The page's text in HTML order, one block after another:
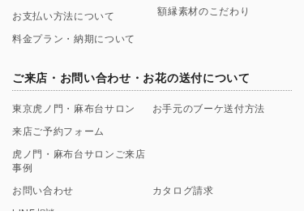
お支払い方法について
料金プラン・納期について
額縁素材のこだわり
ご来店・お問い合わせ・お花の送付について
東京虎ノ門・麻布台サロン
来店ご予約フォーム
虎ノ門・麻布台サロンご来店
事例
お手元のブーケ送付方法
お問い合わせ
カタログ請求
LINE相談